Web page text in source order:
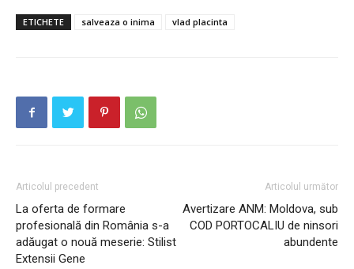
ETICHETE salveaza o inima vlad placinta
Articolul precedent
La oferta de formare
profesională din România s-a
adăugat o nouă meserie: Stilist
Extensii Gene
Articolul următor
Avertizare ANM: Moldova, sub
COD PORTOCALIU de ninsori
abundente